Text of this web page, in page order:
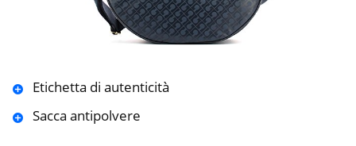
Etichetta di autenticità
Sacca antipolvere